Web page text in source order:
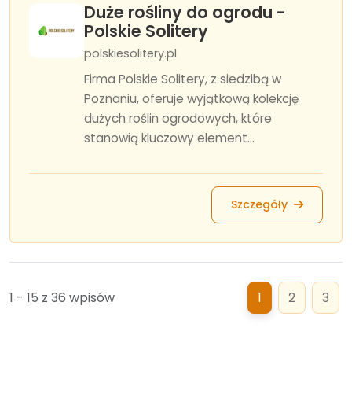
Duże rośliny do ogrodu -
Polskie Solitery
polskiesolitery.pl
Firma Polskie Solitery, z siedzibą w
Poznaniu, oferuje wyjątkową kolekcję
dużych roślin ogrodowych, które
stanowią kluczowy element...
Szczegóły
1 - 15 z 36 wpisów 1 2 3